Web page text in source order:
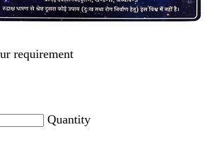
requirement
Quantity